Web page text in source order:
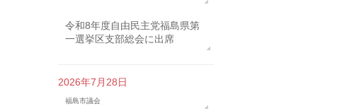
令和8年度自由民主党福島県第
一選挙区支部総会に出席
2026年7月28日
福島市議会